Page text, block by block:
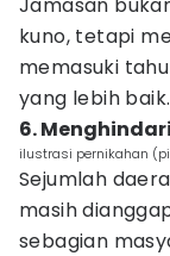
kuno, tetapi
memasuki
yang lebih baik.
6.
ilustrasi pernikahan
Sejumlah
masih
sebagian